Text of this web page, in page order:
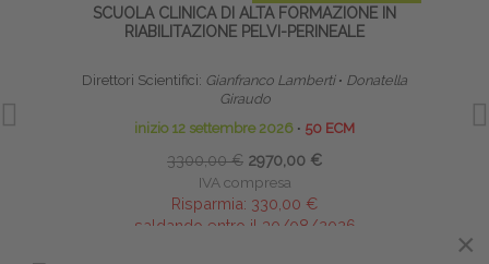
SCUOLA CLINICA DI ALTA FORMAZIONE IN
RIABILITAZIONE PELVI-PERINEALE
Direttori Scientifici: Gianfranco Lamberti ∙ Donatella
Giraudo
inizio 12 settembre 2026 ∙ 50 ECM
3300,00 € 2970,00 €
IVA compresa
Risparmia: 330,00 €
saldando entro il 30/08/2026
×
×